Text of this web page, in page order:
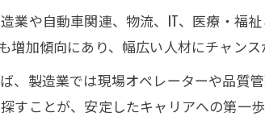
の見極め方
び方と比較
人事情
多い愛知県の理由
業や自動車関連、物流、IT、医療・福
加傾向にあり、幅広い人材にチャンス
製造業では現場オペレーターや品質
ことが、安定したキャリアへの第一歩